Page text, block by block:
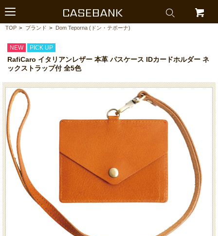
CASEBANK
TOP > ブランド > Dom Teporna (ドン・テポーナ)
NEW PICK UP
RafiCaro イタリアンレザー 本革 パスケース IDカードホルダー ネ
ックストラップ付 全5色